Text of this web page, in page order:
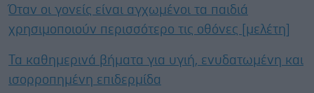
Όταν οι γονείς είναι αγχωμένοι τα παιδιά
χρησιμοποιούν περισσότερο τις οθόνες [μελέτη]
Τα καθημερινά βήματα για υγιή, ενυδατωμένη και
ισορροπημένη επιδερμίδα